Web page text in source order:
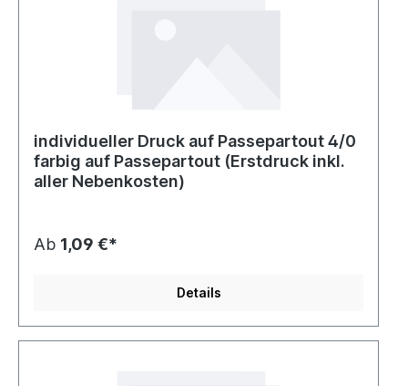
individueller Druck auf Passepartout 4/0
farbig auf Passepartout (Erstdruck inkl.
aller Nebenkosten)
Ab 1,09 €*
Details